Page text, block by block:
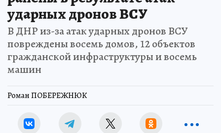
ударных дронов ВСУ
В ДНР из-за атак ударных дронов ВСУ
повреждены восемь домов, 12 объектов
гражданской инфраструктуры и восемь
машин
Роман ПОБЕРЕЖНЮК